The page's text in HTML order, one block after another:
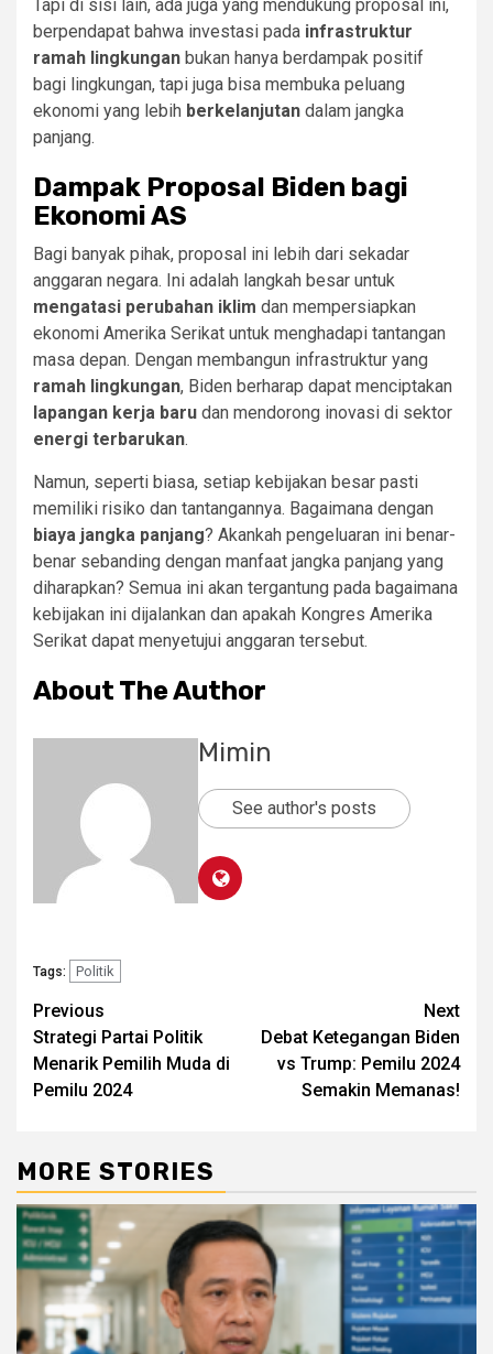
Tapi di sisi lain, ada juga yang mendukung proposal ini,
berpendapat bahwa investasi pada infrastruktur
ramah lingkungan bukan hanya berdampak positif
bagi lingkungan, tapi juga bisa membuka peluang
ekonomi yang lebih berkelanjutan dalam jangka
panjang.
Dampak Proposal Biden bagi
Ekonomi AS
Bagi banyak pihak, proposal ini lebih dari sekadar
anggaran negara. Ini adalah langkah besar untuk
mengatasi perubahan iklim dan mempersiapkan
ekonomi Amerika Serikat untuk menghadapi tantangan
masa depan. Dengan membangun infrastruktur yang
ramah lingkungan, Biden berharap dapat menciptakan
lapangan kerja baru dan mendorong inovasi di sektor
energi terbarukan.
Namun, seperti biasa, setiap kebijakan besar pasti
memiliki risiko dan tantangannya. Bagaimana dengan
biaya jangka panjang? Akankah pengeluaran ini benar-
benar sebanding dengan manfaat jangka panjang yang
diharapkan? Semua ini akan tergantung pada bagaimana
kebijakan ini dijalankan dan apakah Kongres Amerika
Serikat dapat menyetujui anggaran tersebut.
About The Author
Mimin
See author's posts
Tags: Politik
Post
navigation
Previous
Strategi Partai Politik
Menarik Pemilih Muda di
Pemilu 2024
Next
Debat Ketegangan Biden
vs Trump: Pemilu 2024
Semakin Memanas!
MORE STORIES